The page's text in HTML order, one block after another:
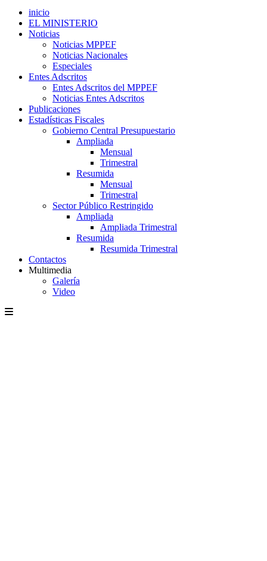
inicio
EL MINISTERIO
Noticias
Noticias MPPEF
Noticias Nacionales
Especiales
Entes Adscritos
Entes Adscritos del MPPEF
Noticias Entes Adscritos
Publicaciones
Estadísticas Fiscales
Gobierno Central Presupuestario
Ampliada
Mensual
Trimestral
Resumida
Mensual
Trimestral
Sector Público Restringido
Ampliada
Ampliada Trimestral
Resumida
Resumida Trimestral
Contactos
Multimedia
Galería
Video